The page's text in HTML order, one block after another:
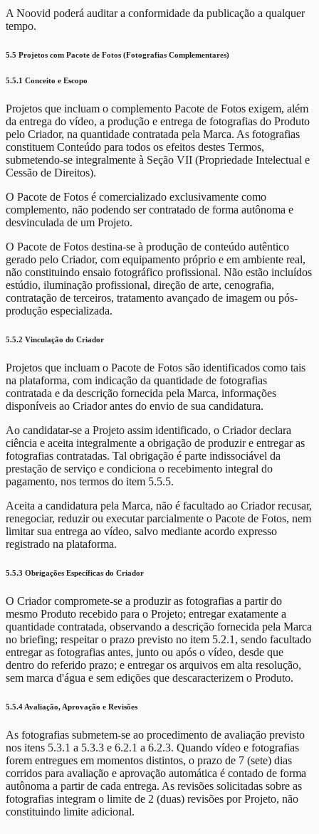
A Noovid poderá auditar a conformidade da publicação a qualquer
tempo.
5.5 Projetos com Pacote de Fotos (Fotografias Complementares)
5.5.1 Conceito e Escopo
Projetos que incluam o complemento Pacote de Fotos exigem, além
da entrega do vídeo, a produção e entrega de fotografias do Produto
pelo Criador, na quantidade contratada pela Marca. As fotografias
constituem Conteúdo para todos os efeitos destes Termos,
submetendo-se integralmente à Seção VII (Propriedade Intelectual e
Cessão de Direitos).
O Pacote de Fotos é comercializado exclusivamente como
complemento, não podendo ser contratado de forma autônoma e
desvinculada de um Projeto.
O Pacote de Fotos destina-se à produção de conteúdo autêntico
gerado pelo Criador, com equipamento próprio e em ambiente real,
não constituindo ensaio fotográfico profissional. Não estão incluídos
estúdio, iluminação profissional, direção de arte, cenografia,
contratação de terceiros, tratamento avançado de imagem ou pós-
produção especializada.
5.5.2 Vinculação do Criador
Projetos que incluam o Pacote de Fotos são identificados como tais
na plataforma, com indicação da quantidade de fotografias
contratada e da descrição fornecida pela Marca, informações
disponíveis ao Criador antes do envio de sua candidatura.
Ao candidatar-se a Projeto assim identificado, o Criador declara
ciência e aceita integralmente a obrigação de produzir e entregar as
fotografias contratadas. Tal obrigação é parte indissociável da
prestação de serviço e condiciona o recebimento integral do
pagamento, nos termos do item 5.5.5.
Aceita a candidatura pela Marca, não é facultado ao Criador recusar,
renegociar, reduzir ou executar parcialmente o Pacote de Fotos, nem
limitar sua entrega ao vídeo, salvo mediante acordo expresso
registrado na plataforma.
5.5.3 Obrigações Específicas do Criador
O Criador compromete-se a produzir as fotografias a partir do
mesmo Produto recebido para o Projeto; entregar exatamente a
quantidade contratada, observando a descrição fornecida pela Marca
no briefing; respeitar o prazo previsto no item 5.2.1, sendo facultado
entregar as fotografias antes, junto ou após o vídeo, desde que
dentro do referido prazo; e entregar os arquivos em alta resolução,
sem marca d'água e sem edições que descaracterizem o Produto.
5.5.4 Avaliação, Aprovação e Revisões
As fotografias submetem-se ao procedimento de avaliação previsto
nos itens 5.3.1 a 5.3.3 e 6.2.1 a 6.2.3. Quando vídeo e fotografias
forem entregues em momentos distintos, o prazo de 7 (sete) dias
corridos para avaliação e aprovação automática é contado de forma
autônoma a partir de cada entrega. As revisões solicitadas sobre as
fotografias integram o limite de 2 (duas) revisões por Projeto, não
constituindo limite adicional.